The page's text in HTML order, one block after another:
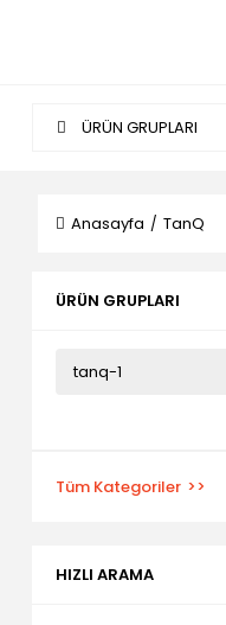
ÜRÜN GRUPLARI
Anasayfa TanQ
ÜRÜN GRUPLARI
tanq-1
Tüm Kategoriler
HIZLI ARAMA